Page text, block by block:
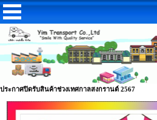
ประกาศปิดรับสินค้าช่วงเทศกาลสงกรานต์ 2567